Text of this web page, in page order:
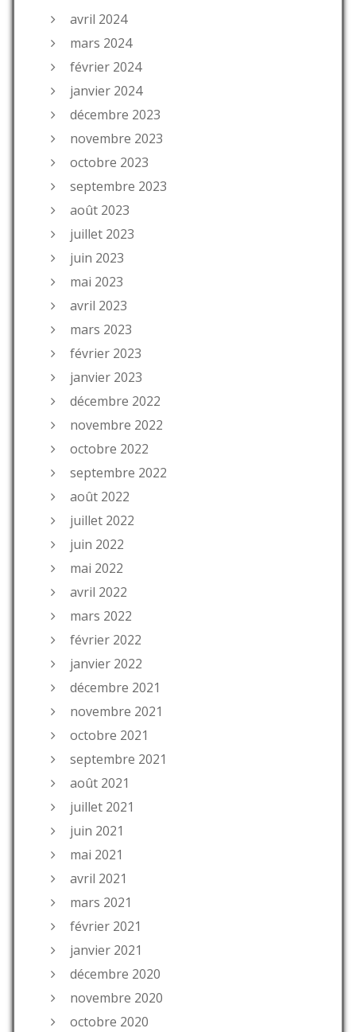
avril 2024
mars 2024
février 2024
janvier 2024
décembre 2023
novembre 2023
octobre 2023
septembre 2023
août 2023
juillet 2023
juin 2023
mai 2023
avril 2023
mars 2023
février 2023
janvier 2023
décembre 2022
novembre 2022
octobre 2022
septembre 2022
août 2022
juillet 2022
juin 2022
mai 2022
avril 2022
mars 2022
février 2022
janvier 2022
décembre 2021
novembre 2021
octobre 2021
septembre 2021
août 2021
juillet 2021
juin 2021
mai 2021
avril 2021
mars 2021
février 2021
janvier 2021
décembre 2020
novembre 2020
octobre 2020